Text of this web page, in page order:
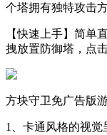
个塔拥有独特攻击
【快速上手】简单
拽放置防御塔，点
方块守卫免广告版
1、卡通风格的视觉